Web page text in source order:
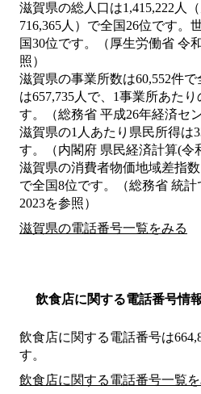
滋賀県の総人口は1,415,222人
716,365人）で全国26位です。
国30位です。（厚生労働省 令
照）
滋賀県の事業所数は60,552件
は657,735人で、1事業所あた
す。（総務省 平成26年経済セ
滋賀県の1人あたり県民所得は
す。（内閣府 県民経済計算(令
滋賀県の消費者物価地域差指
で全国8位です。（総務省 統
2023を参照）
滋賀県の電話番号一覧をみる
飲食店に関する電話番号情
飲食店に関する電話番号は
す。
飲食店に関する電話番号一覧